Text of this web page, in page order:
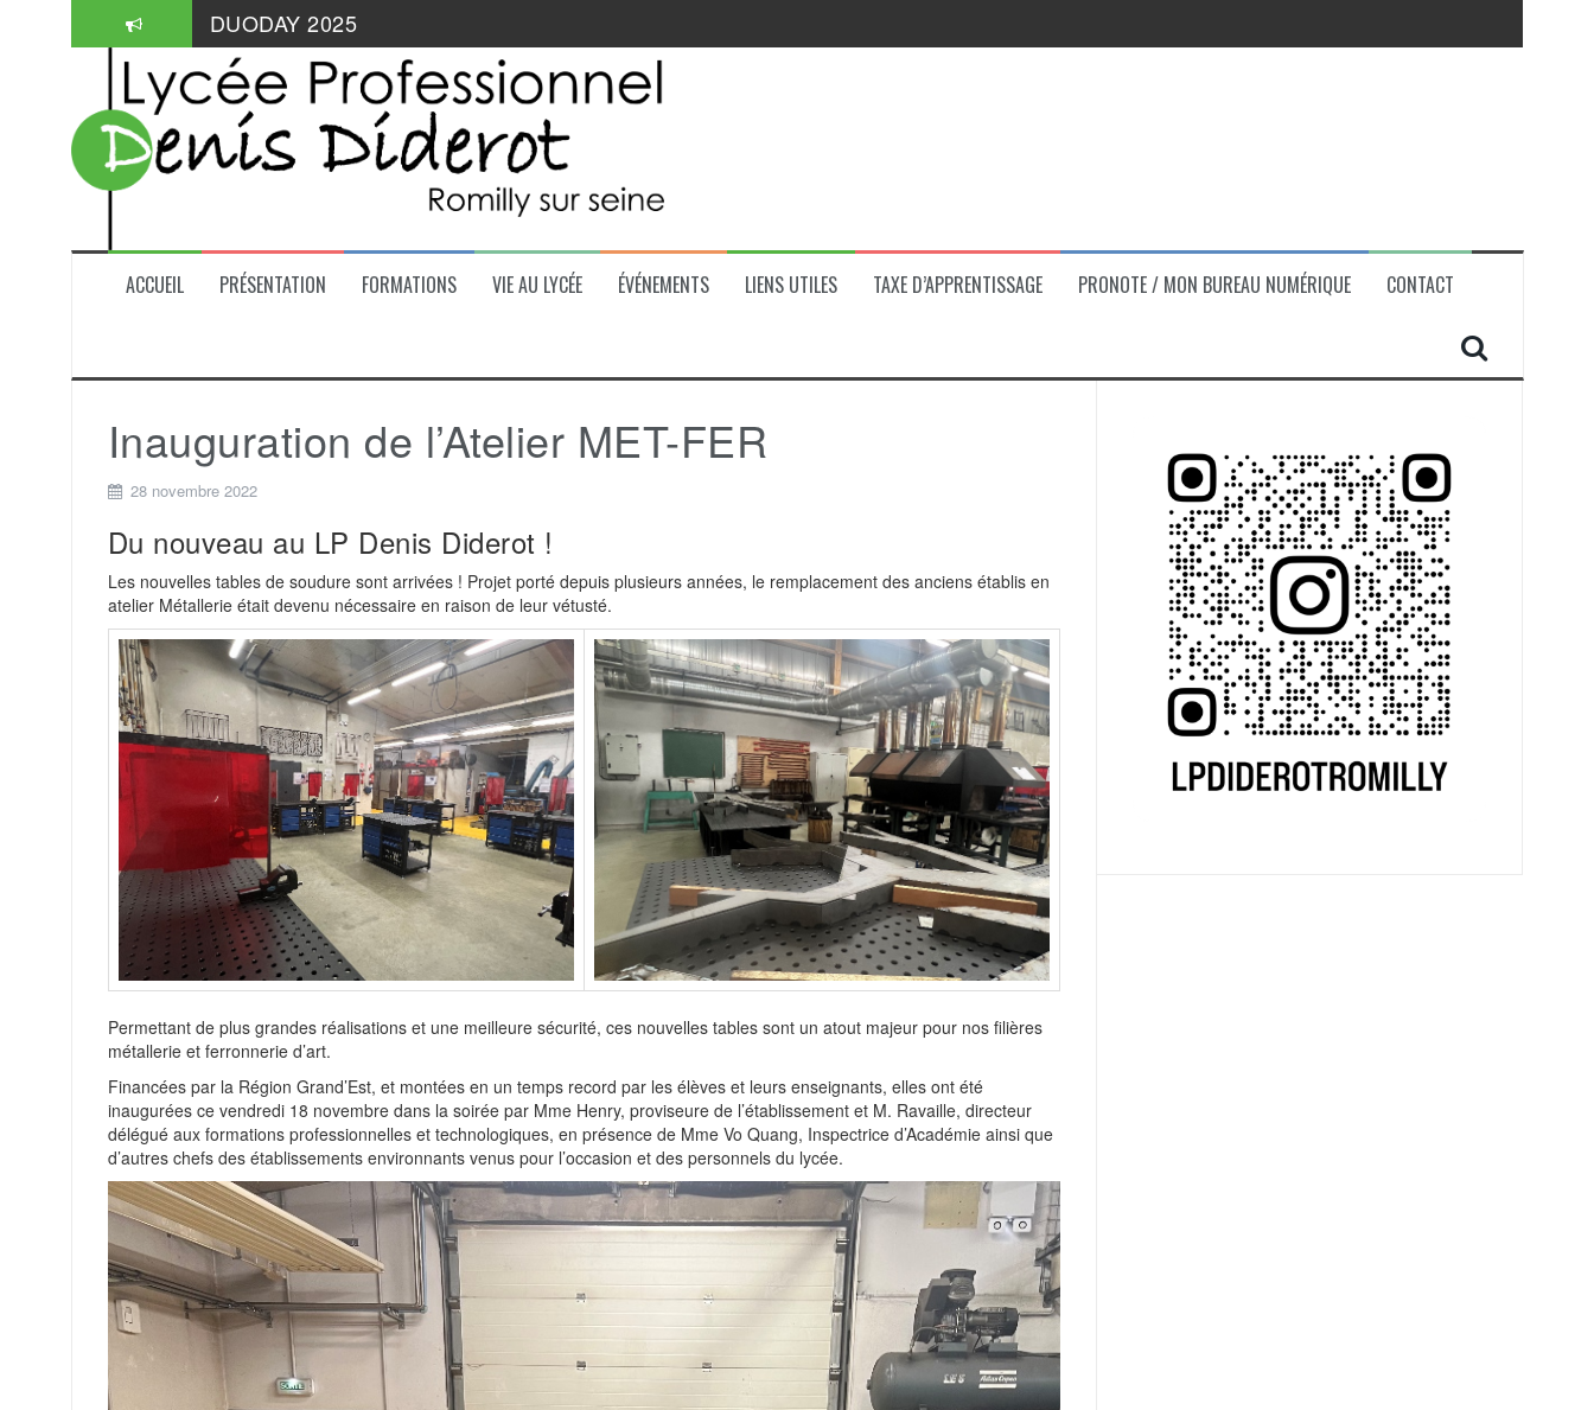
Informations pratiques: aides de la région
Mangabul 2026
DUODAY 2025
ACCUEIL PRÉSENTATION FORMATIONS VIE AU LYCÉE ÉVÉNEMENTS LIENS UTILES TAXE D’APPRENTISSAGE PRONOTE / MON BUREAU NUMÉRIQUE CONTACT
Inauguration de l’Atelier MET-FER
28 novembre 2022
Du nouveau au LP Denis Diderot !
Les nouvelles tables de soudure sont arrivées ! Projet porté depuis plusieurs années, le remplacement des anciens établis en
atelier Métallerie était devenu nécessaire en raison de leur vétusté.
Permettant de plus grandes réalisations et une meilleure sécurité, ces nouvelles tables sont un atout majeur pour nos filières
métallerie et ferronnerie d’art.
Financées par la Région Grand’Est, et montées en un temps record par les élèves et leurs enseignants, elles ont été
inaugurées ce vendredi 18 novembre dans la soirée par Mme Henry, proviseure de l’établissement et M. Ravaille, directeur
délégué aux formations professionnelles et technologiques, en présence de Mme Vo Quang, Inspectrice d’Académie ainsi que
d’autres chefs des établissements environnants venus pour l’occasion et des personnels du lycée.